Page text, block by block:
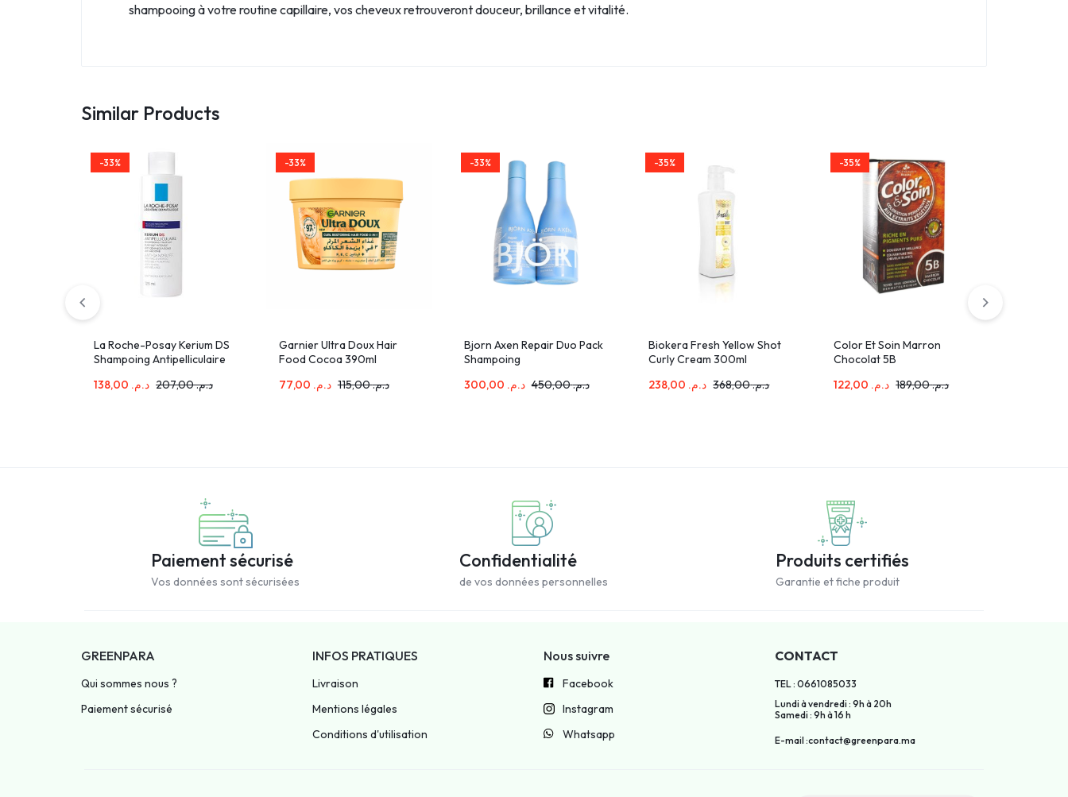
shampooing à votre routine capillaire, vos cheveux retrouveront douceur, brillance et vitalité.
Similar Products
-33%
La Roche-Posay Kerium DS
Shampoing Antipelliculaire
Persistantes | 125ml
د.م. د.م.207,00
-33%
Garnier Ultra Doux Hair
Food Cocoa 390ml
د.م.
د.م.115,00
-33%
Bjorn Axen Repair Duo Pack
Shampoing
د.م. د.م.450,00
-35%
Biokera Fresh Yellow Shot
Curly Cream 300ml
د.م.
د.م.368,00
-35%
Color Et Soin Marron
Chocolat 5B
د.م.
د.م.189,00
Paiement sécurisé
Vos données sont sécurisées
Confidentialité
de vos données personnelles
Produits certifiés
Garantie et fiche produit
GREENPARA
Qui sommes nous ?
Paiement sécurisé
INFOS PRATIQUES
Livraison
Mentions légales
Conditions d'utilisation
Nous suivre
Facebook
Instagram
Whatsapp
CONTACT
TEL : 0661085033
Lundi à vendredi : 9h à 20h
Samedi : 9h à 16 h
E-mail :contact@greenpara.ma